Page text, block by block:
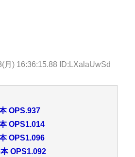
月) 16:36:15.88 ID:LXalaUwSd
OPS.937
OPS1.014
OPS1.096
OPS1.092